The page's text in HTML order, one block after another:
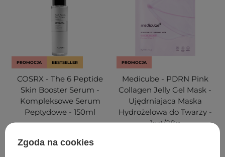
PROMOCJA BESTSELLER
COSRX - The 6 Peptide
Skin Booster Serum -
Kompleksowe Serum
Peptydowe - 150ml
168
PROMOCJA
Medicube - PDRN Pink
Collagen Jelly Gel Mask -
Ujędrniajaca Maska
Hydrożelowa do Twarzy -
1szt/28g
Zgoda na cookies